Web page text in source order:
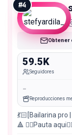
#4
Obtener
59.5K
Seguidores
-
Reproducciones
💃🏻[Bailarina pro
🔺 👇🏻Pauta